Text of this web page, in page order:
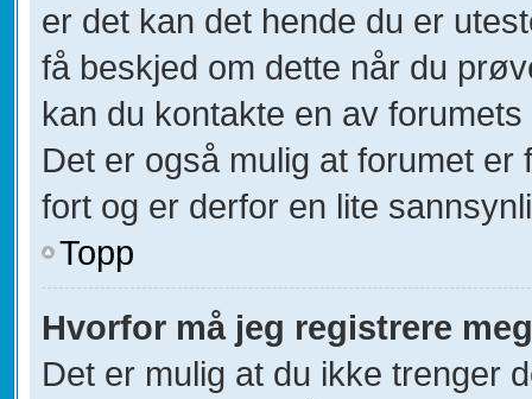
er det kan det hende du er
få beskjed om dette når du
kan du kontakte en av
Det er også mulig at forumet
fort og er derfor en lite
Topp
Hvorfor må jeg registrere
Det er mulig at du ikke trenger